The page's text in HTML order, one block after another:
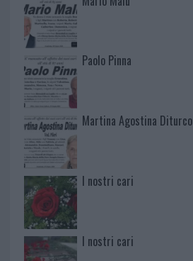
Paolo Pinna
Martina Agostina Diturco
I nostri cari
I nostri cari